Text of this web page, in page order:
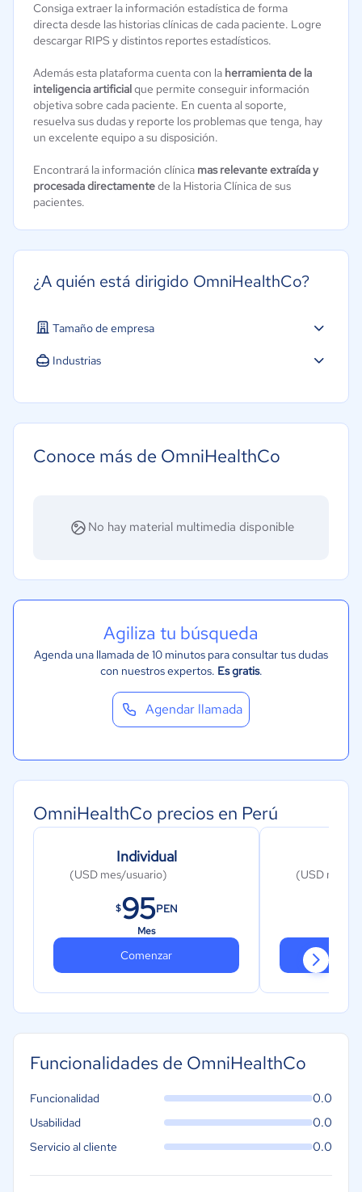
Consiga extraer la información estadística de forma
directa desde las historias clínicas de cada paciente. Logre
descargar RIPS y distintos reportes estadísticos.
Además esta plataforma cuenta con la herramienta de la
inteligencia artificialque permite conseguir información
objetiva sobre cada paciente. En cuenta al soporte,
resuelva sus dudas y reporte los problemas que tenga, hay
un excelente equipo a su disposición.
Encontrará la información clínica mas relevante extraída y
procesada directamentede la Historia Clínica de sus
pacientes.
¿A quién está dirigido OmniHealthCo?
Tamaño de empresa
Industrias
Conoce más de OmniHealthCo
No hay material multimedia disponible
Agiliza tu búsqueda
Agenda una llamada de 10 minutos para consultar tus dudas
con nuestros expertos. Es gratis.
Agendar llamada
OmniHealthCo precios en Perú
Individual
(USD mes/usuario)
$95PEN
Mes
Comenzar
(USD mes/
Funcionalidades de OmniHealthCo
Funcionalidad 0.0
Usabilidad 0.0
Servicio al cliente 0.0